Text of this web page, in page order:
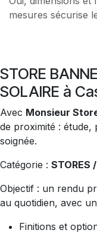
mesures sécurise
STORE
SOLAIRE à
Avec Monsieur
de proximité : étude,
soignée.
Catégorie :
Objectif : un rendu
au quotidien, avec
Finitions et